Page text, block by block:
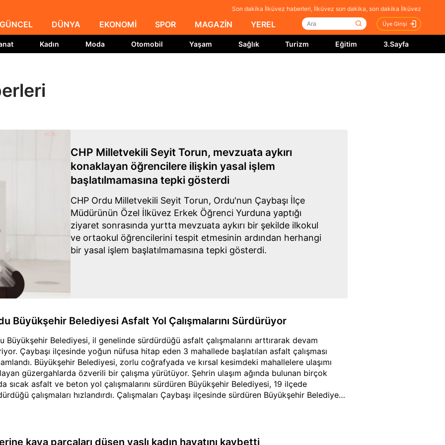
Son dakika İlküvez haberleri, İlküvez son dakika, son dakika İlküvez
GÜNCEL DÜNYA EKONOMİ SPOR MAGAZİN YEREL Üye Girişi
Kadın Moda Otomobil Yaşam Sağlık Turizm Eğitim 3.Sayfa
CHP Milletvekili Seyit Torun, mevzuata aykırı
konaklayan öğrencilere ilişkin yasal işlem
başlatılmamasına tepki gösterdi
CHP Ordu Milletvekili Seyit Torun, Ordu'nun Çaybaşı İlçe
Müdürünün Özel İlküvez Erkek Öğrenci Yurduna yaptığı
ziyaret sonrasında yurtta mevzuata aykırı bir şekilde ilkokul
ve ortaokul öğrencilerini tespit etmesinin ardından herhangi
bir yasal işlem başlatılmamasına tepki gösterdi.
Büyükşehir Belediyesi Asfalt Yol Çalışmalarını Sürdürüyor
Büyükşehir Belediyesi, il genelinde sürdürdüğü asfalt çalışmalarını arttırarak devam
Çaybaşı ilçesinde yoğun nüfusa hitap eden 3 mahallede başlatılan asfalt çalışması
Büyükşehir Belediyesi, zorlu coğrafyada ve kırsal kesimdeki mahallelere ulaşımı
güzergahlarda özverili bir çalışma yürütüyor. Şehrin ulaşım ağında bulunan birçok
sıcak asfalt ve beton yol çalışmalarını sürdüren Büyükşehir Belediyesi, 19 ilçede
çalışmaları hızlandırdı. Çalışmaları Çaybaşı ilçesinde sürdüren Büyükşehir Belediyesi,
tamamlandı. Mahalle sakinleri, bağlantı yolunun asfalta kavuşmasını sağlayan Ordu
kaya parçaları düşen yaşlı kadın hayatını kaybetti